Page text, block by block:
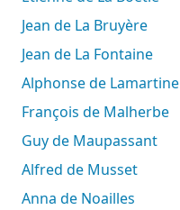
Jean de La Bruyère
Jean de La Fontaine
Alphonse de Lamartine
François de Malherbe
Guy de Maupassant
Alfred de Musset
Anna de Noailles